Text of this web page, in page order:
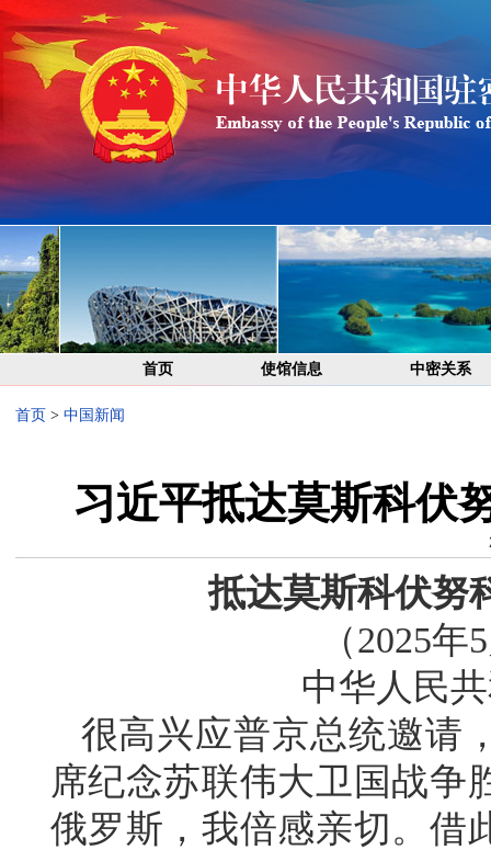
首页 使馆信息 中密关系
首页 > 中国新闻
习近平抵达莫斯科伏
抵达莫斯科伏努
（2025
中华人民
很高兴应普京总统邀请
席纪念苏联伟大卫国战争
俄罗斯，我倍感亲切。借